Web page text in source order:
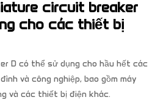
circuit breaker
cho các thiết bị
D có thể sử dụng cho hầu hết các
và công nghiệp, bao gồm máy
và các thiết bị điện khác.